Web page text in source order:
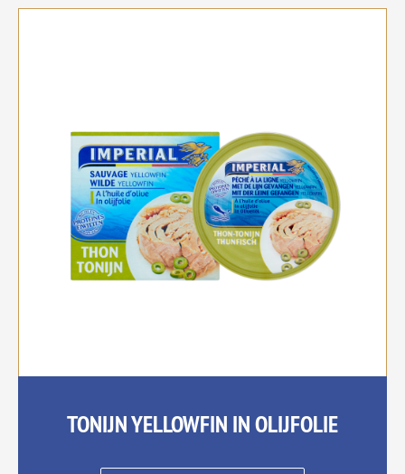
TONIJN YELLOWFIN IN OLIJFOLIE